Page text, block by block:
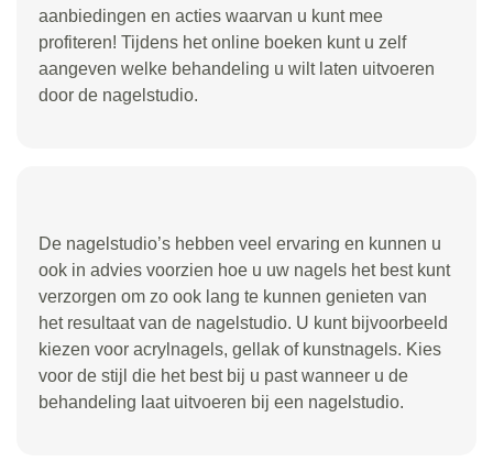
aanbiedingen en acties waarvan u kunt mee
profiteren! Tijdens het online boeken kunt u zelf
aangeven welke behandeling u wilt laten uitvoeren
door de nagelstudio.
De nagelstudio’s hebben veel ervaring en kunnen u
ook in advies voorzien hoe u uw nagels het best kunt
verzorgen om zo ook lang te kunnen genieten van
het resultaat van de nagelstudio. U kunt bijvoorbeeld
kiezen voor acrylnagels, gellak of kunstnagels. Kies
voor de stijl die het best bij u past wanneer u de
behandeling laat uitvoeren bij een nagelstudio.